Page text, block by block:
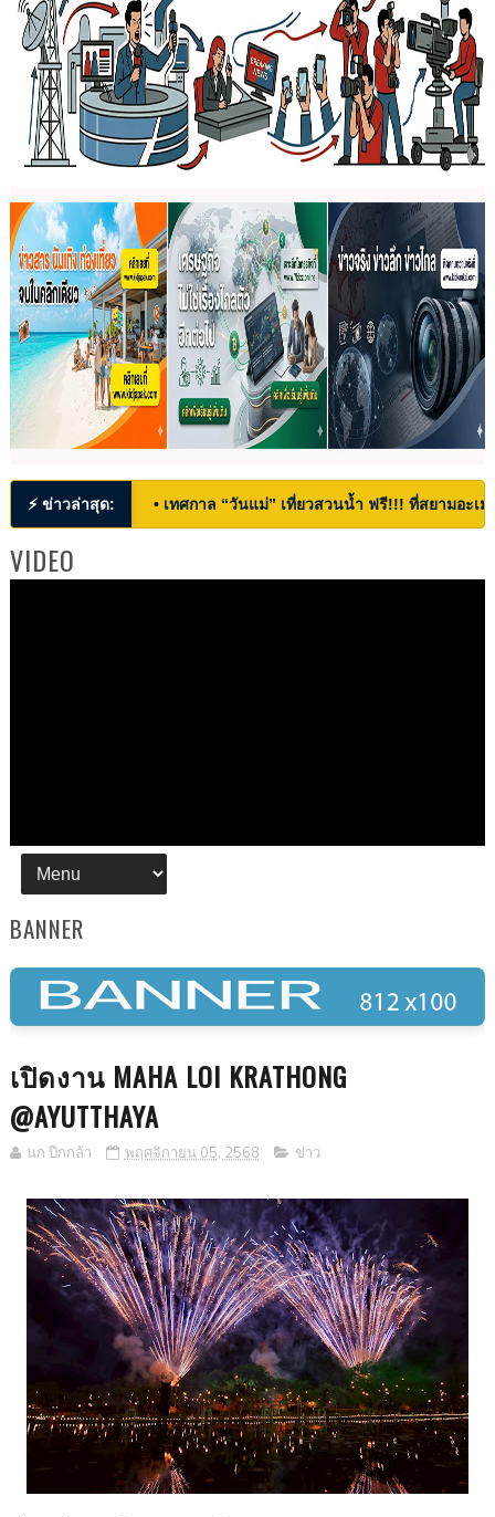
⚡ ข่าวล่าสุด: • เทศกาล “วันแม่” เที่ยวสวนน้ำ ฟรี!!! ที่สยามอะ
VIDEO
BANNER
เปิดงาน MAHA LOI KRATHONG
@AYUTTHAYA
นก ปีกกล้า พฤศจิกายน 05, 2568 ข่าว